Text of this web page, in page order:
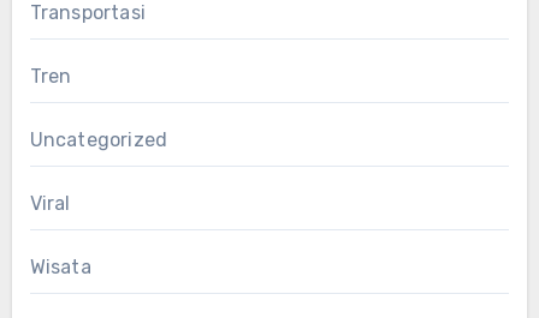
Transportasi
Tren
Uncategorized
Viral
Wisata